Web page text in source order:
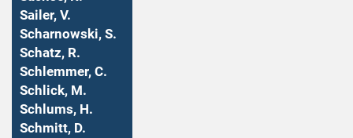
Sailer, V.
Scharnowski, S.
Schatz, R.
Schlemmer, C.
Schlick, M.
Schlums, H.
Schmitt, D.